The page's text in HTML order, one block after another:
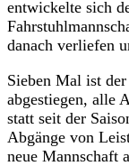
entwickelte sich
danach verliefen
Sieben Mal ist
abgestiegen, alle
statt seit der
Abgänge von
neue Mannschaft